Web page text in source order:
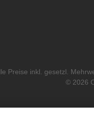
Preise inkl. gesetzl.
© 2026